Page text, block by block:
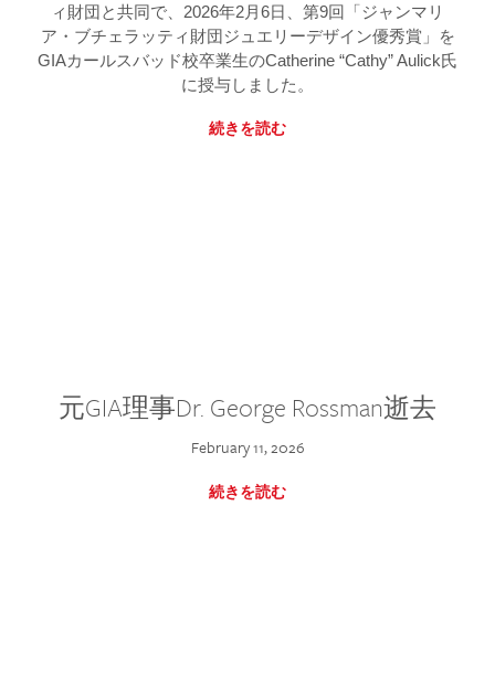
ィ財団と共同で、2026年2月6日、第9回「ジャンマリ
ア・ブチェラッティ財団ジュエリーデザイン優秀賞」を
GIAカールスバッド校卒業生のCatherine “Cathy” Aulick氏
に授与しました。
続きを読む
元GIA理事Dr. George Rossman逝去
February 11, 2026
続きを読む